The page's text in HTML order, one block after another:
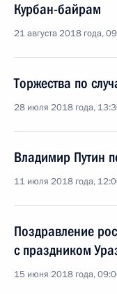
Курбан-байрам
21 августа 2018 года,
Торжества по
28 июля 2018 года,
Владимир Путин
11 июля 2018 года,
Поздравление
с праздником
15 июня 2018 года,